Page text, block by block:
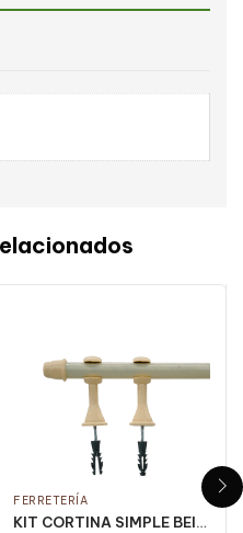
FERRETERÍA
KIT CORTINA SIMPLE BEIGE 3 MT (PQT C/ 5 UN)